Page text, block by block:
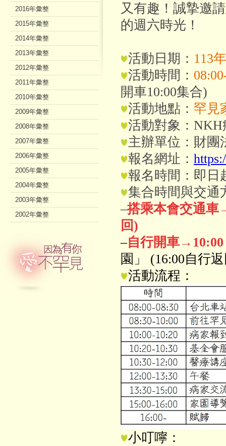
又有趣！誠摯邀
的週六時光！
活動日期： 113
活動時間：
開車10:00集合)
活動地點： 罕見
活動對象：NKH
主辦單位：財團
報名網址：
報名時間：即日
集合時間與交通
–搭乘本會交通車
回)
–自行開車→
園」 (16:00自行
活動流程：
小叮嚀：
2016年彙整
2015年彙整
2014年彙整
2013年彙整
2012年彙整
2011年彙整
2010年彙整
2009年彙整
2008年彙整
2007年彙整
2006年彙整
2005年彙整
2004年彙整
2003年彙整
2002年彙整